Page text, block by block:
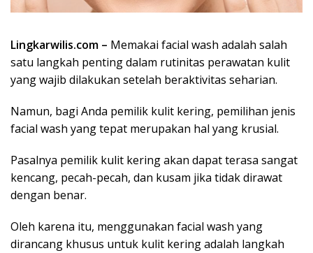
Lingkarwilis.com – Memakai facial wash adalah salah
satu langkah penting dalam rutinitas perawatan kulit
yang wajib dilakukan setelah beraktivitas seharian.
Namun, bagi Anda pemilik kulit kering, pemilihan jenis
facial wash yang tepat merupakan hal yang krusial.
Pasalnya pemilik kulit kering akan dapat terasa sangat
kencang, pecah-pecah, dan kusam jika tidak dirawat
dengan benar.
Oleh karena itu, menggunakan facial wash yang
dirancang khusus untuk kulit kering adalah langkah